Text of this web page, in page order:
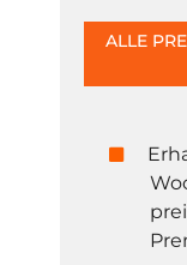
ALLE